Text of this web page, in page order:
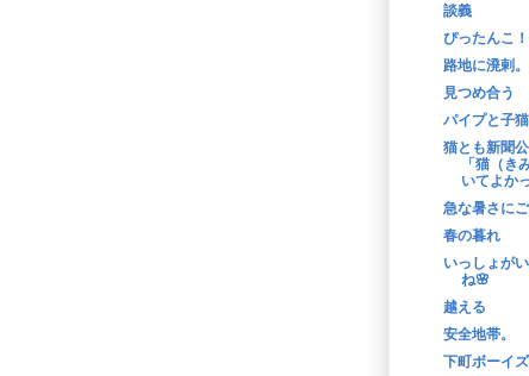
談義
ぴったんこ！
路地に溌剌。
見つめ合う
パイプと子猫
猫とも新聞
「猫（き
いてよか
急な暑さに
春の暮れ
いっしょが
ね🌸
越える
安全地帯。
下町ボーイ